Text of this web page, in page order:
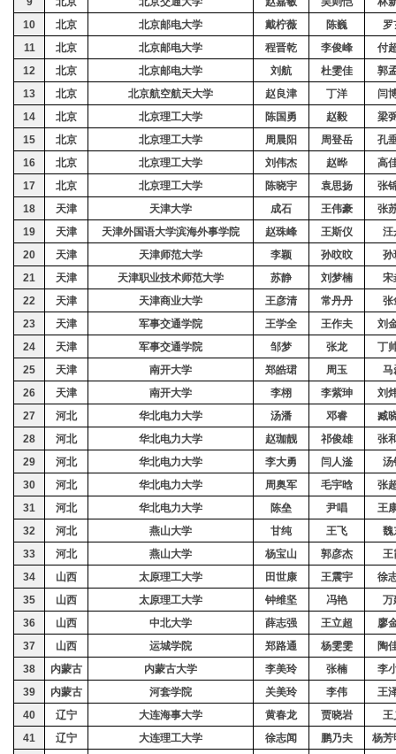
10
北京 北京邮电大学 戴柠薇 陈巍
罗
11
北京 北京邮电大学 程晋乾 李俊峰
付
12
北京 北京邮电大学 刘航 杜雯佳
郭
13
北京 北京航空航天大学 赵良津 丁洋
闫
14
北京 北京理工大学 陈国勇 赵毅
梁
15
北京 北京理工大学 周晨阳 周登岳
孔
16
北京 北京理工大学 刘伟杰 赵晔
高
17
北京 北京理工大学 陈晓宇 袁思扬
张
18
天津 天津大学 成石 王伟豪
张
19
天津 天津外国语大学滨海外事学院 赵珠峰 王斯仪
汪
20
天津 天津师范大学 李颖 孙旼旼
孙
21
天津 天津职业技术师范大学 苏静 刘梦楠
宋
22
天津 天津商业大学 王彦清 常丹丹
张
23
天津 军事交通学院 王学全 王作夫
刘
24
天津 军事交通学院 邹梦 张龙
丁
25
天津 南开大学 郑皓珺 周玉
马
26
天津 南开大学 李栩 李紫珅
刘
27
河北 华北电力大学 汤潘 邓睿
臧
28
河北 华北电力大学 赵珈靓 祁俊雄
张
29
河北 华北电力大学 李大勇 闫人滏
汤
30
河北 华北电力大学 周奥军 毛宇晗
张
31
河北 华北电力大学 陈垒 尹唱
王
32
河北 燕山大学 甘纯 王飞
魏
33
河北 燕山大学 杨宝山 郭彦杰
王
34
山西 太原理工大学 田世康 王震宇
徐
35
山西 太原理工大学 钟维坚 冯艳
万
36
山西 中北大学 薛志强 王立超
廖
37
山西 运城学院 郑路通 杨雯雯
陶
38
内蒙古 内蒙古大学 李美玲 张楠
李
39
内蒙古 河套学院 关美玲 李伟
王
40
辽宁 大连海事大学 黄春龙 贾晓岩
王
41
辽宁 大连理工大学 徐志闻 鹏乃夫
杨芳